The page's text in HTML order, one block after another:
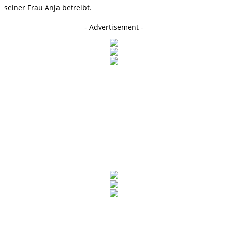
seiner Frau Anja betreibt.
- Advertisement -